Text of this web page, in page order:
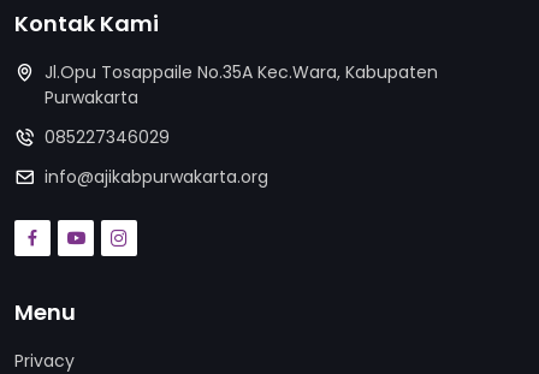
Kontak Kami
Jl.Opu Tosappaile No.35A Kec.Wara, Kabupaten
Purwakarta
085227346029
info@ajikabpurwakarta.org
Menu
Privacy